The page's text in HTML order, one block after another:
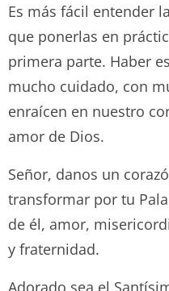
Es más fácil entender
que ponerlas en
primera parte. Haber
mucho cuidado, con
enraícen en nuestro
amor de Dios.
Señor, danos un
transformar por tu
de él, amor,
y fraternidad.
Adorado sea el